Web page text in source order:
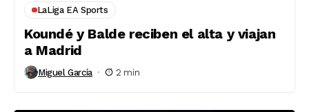
LaLiga EA Sports
Koundé y Balde reciben el alta y viajan
a Madrid
Miguel García 2 min